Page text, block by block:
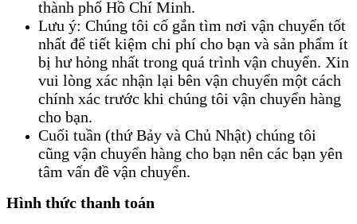
thành phố Hồ Chí Minh.
Lưu ý: Chúng tôi cố gắn tìm nơi vận chuyển tốt
nhất để tiết kiệm chi phí cho bạn và sản phẩm ít
bị hư hỏng nhất trong quá trình vận chuyển. Xin
vui lòng xác nhận lại bên vận chuyển một cách
chính xác trước khi chúng tôi vận chuyển hàng
cho bạn.
Cuối tuần (thứ Bảy và Chủ Nhật) chúng tôi
cũng vận chuyển hàng cho bạn nên các bạn yên
tâm vấn đề vận chuyển.
Hình thức thanh toán